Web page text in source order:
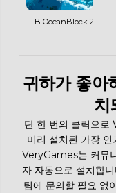
FTB OceanBlock 2
귀하가 좋아
치
단 한 번의 클릭으로
미리 설치된 가장
VeryGames는 커뮤
자 자동으로 설치합
팀에 문의할 필요 없